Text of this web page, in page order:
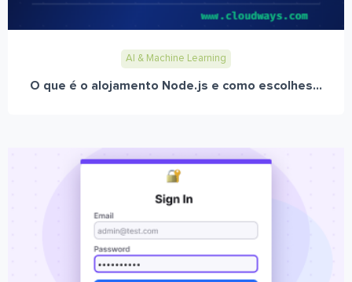
AI & Machine Learning
O que é o alojamento Node.js e como escolhes...